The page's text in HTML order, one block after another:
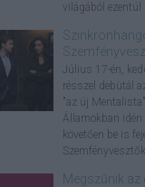
világából ezentúl
Július 17-én,
résszel debütál
"az új
Államokban idén
követően be is
Szemfényvesztők.
Megszűnik az